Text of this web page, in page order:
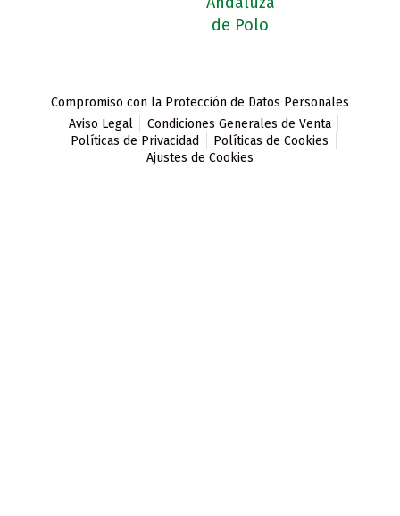
Compromiso con la Protección de Datos Personales
Aviso Legal
Condiciones Generales de Venta
Políticas de Privacidad
Políticas de Cookies
Ajustes de Cookies